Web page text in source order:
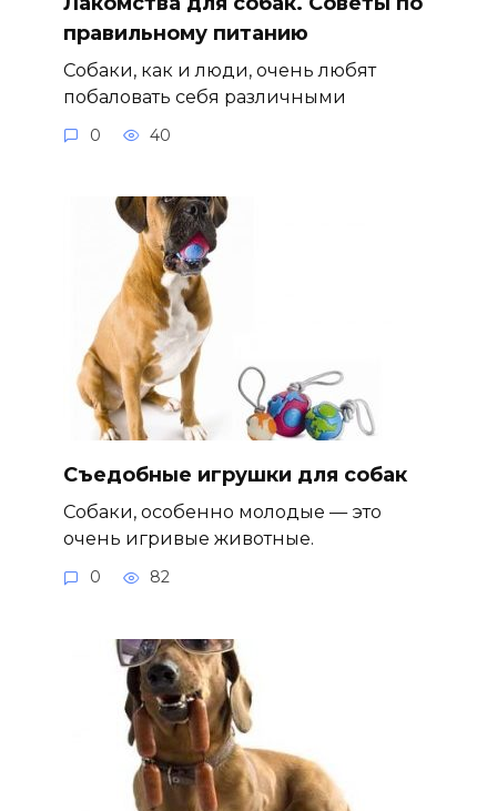
правильному питанию
Собаки, как и люди, очень любят
побаловать себя различными
0 40
Съедобные игрушки для собак
Собаки, особенно молодые — это
очень игривые животные.
0 82